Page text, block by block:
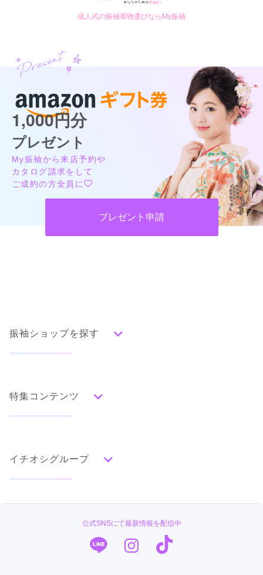
成人式の振袖着物選びならMy振袖
1,000円分
プレゼント
My振袖から来店予約や
カタログ請求をして
ご成約の方全員に
プレゼント申請
振袖ショップを探す
みんなの振袖ランキングトップ
色別ランキング
グレー
白
エレガント キュート クール
口コミから探す
特集コンテンツ
ママ振特集
個性的振袖コーディネート特集
成人式レポート
振袖ブランド特集
イチオシグループ
公式SNSにて最新情報を配信中